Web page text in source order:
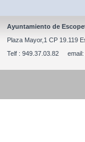
Ayuntamiento de
Plaza Mayor,1 CP 19.119
Telf : 949.37.03.82 email: